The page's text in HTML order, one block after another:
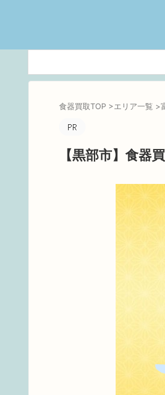
食器買取TOP >エリア一覧 >
【黒部市】食器